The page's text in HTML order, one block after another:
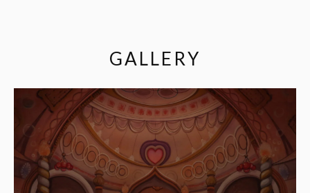
GALLERY